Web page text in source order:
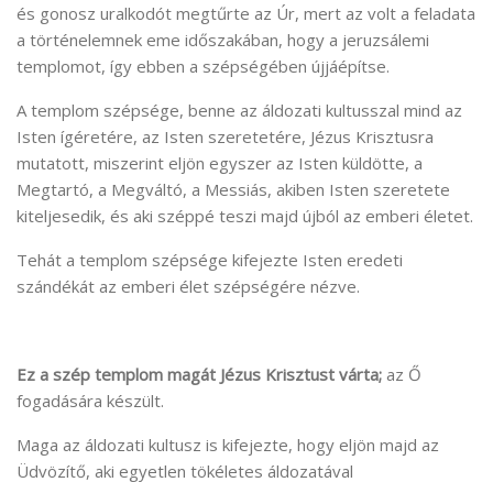
és gonosz uralkodót megtűrte az Úr, mert az volt a feladata
a történelemnek eme időszakában, hogy a jeruzsálemi
templomot, így ebben a szépségében újjáépítse.
A templom szépsége, benne az áldozati kultusszal mind az
Isten ígéretére, az Isten szeretetére, Jézus Krisztusra
mutatott, miszerint eljön egyszer az Isten küldötte, a
Megtartó, a Megváltó, a Messiás, akiben Isten szeretete
kiteljesedik, és aki széppé teszi majd újból az emberi életet.
Tehát a templom szépsége kifejezte Isten eredeti
szándékát az emberi élet szépségére nézve.
Ez a szép templom magát Jézus Krisztust várta; az Ő
fogadására készült.
Maga az áldozati kultusz is kifejezte, hogy eljön majd az
Üdvözítő, aki egyetlen tökéletes áldozatával